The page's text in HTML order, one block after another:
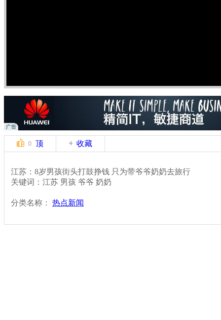
0 顶 收藏
江苏：8岁男孩街头打鼓挣钱 只为带爷爷奶奶去旅行
关键词：江苏 男孩 爷爷 奶奶
分类名称： 热点新闻